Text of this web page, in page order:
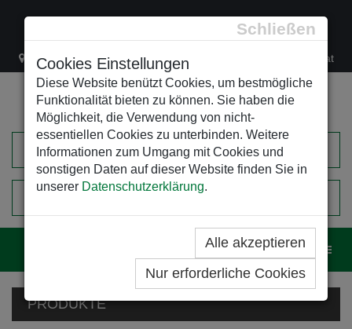
Schließen
Cookies Einstellungen
Diese Website benützt Cookies, um bestmögliche
Funktionalität bieten zu können. Sie haben die
Möglichkeit, die Verwendung von nicht-
essentiellen Cookies zu unterbinden. Weitere
Informationen zum Umgang mit Cookies und
sonstigen Daten auf dieser Website finden Sie in
unserer Datenschutzerklärung.
Alle akzeptieren
Nur erforderliche Cookies
Lacknergasse 78 +43/1/470 37 00 office@leso.at
EINKAUFSWAGEN
PRODUKTE